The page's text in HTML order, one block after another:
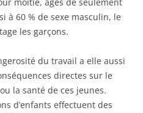
à 60 % de sexe masculin, le
les garçons.
du travail a elle aussi
directes sur le
la santé de ces jeunes.
d’enfants effectuent des